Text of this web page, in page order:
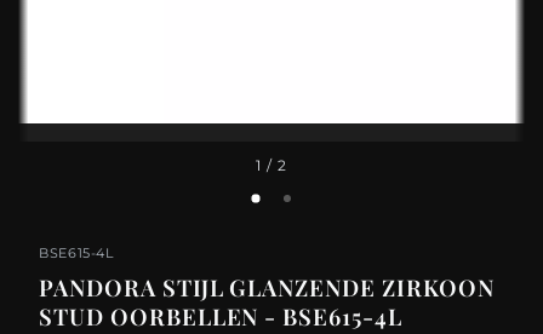
1 / 2
BSE615-4L
PANDORA STIJL GLANZENDE ZIRKOON
STUD OORBELLEN - BSE615-4L